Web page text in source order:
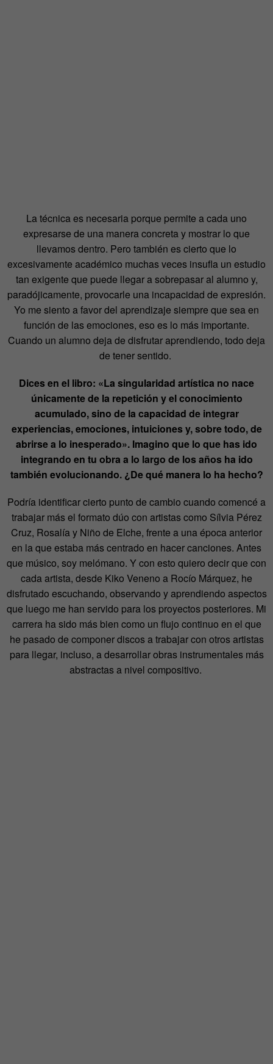
La técnica es necesaria porque permite a cada uno
expresarse de una manera concreta y mostrar lo que
llevamos dentro. Pero también es cierto que lo
excesivamente académico muchas veces insufla un estudio
tan exigente que puede llegar a sobrepasar al alumno y,
paradójicamente, provocarle una incapacidad de expresión.
Yo me siento a favor del aprendizaje siempre que sea en
función de las emociones, eso es lo más importante.
Cuando un alumno deja de disfrutar aprendiendo, todo deja
de tener sentido.
Dices en el libro: «La singularidad artística no nace
únicamente de la repetición y el conocimiento
acumulado, sino de la capacidad de integrar
experiencias, emociones, intuiciones y, sobre todo, de
abrirse a lo inesperado». Imagino que lo que has ido
integrando en tu obra a lo largo de los años ha ido
también evolucionando. ¿De qué manera lo ha hecho?
Podría identificar cierto punto de cambio cuando comencé a
trabajar más el formato dúo con artistas como Sílvia Pérez
Cruz, Rosalía y Niño de Elche, frente a una época anterior
en la que estaba más centrado en hacer canciones. Antes
que músico, soy melómano. Y con esto quiero decir que con
cada artista, desde Kiko Veneno a Rocío Márquez, he
disfrutado escuchando, observando y aprendiendo aspectos
que luego me han servido para los proyectos posteriores. Mi
carrera ha sido más bien como un flujo continuo en el que
he pasado de componer discos a trabajar con otros artistas
para llegar, incluso, a desarrollar obras instrumentales más
abstractas a nivel compositivo.